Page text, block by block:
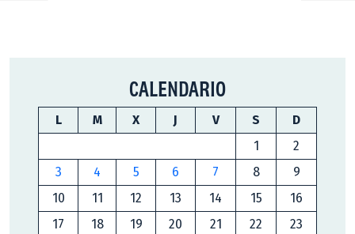
CALENDARIO
L M X J V S
D
1
2
3
4 5 6 7 8
9
10
11 12 13 14 15
16
17
18 19 20 21 22
23